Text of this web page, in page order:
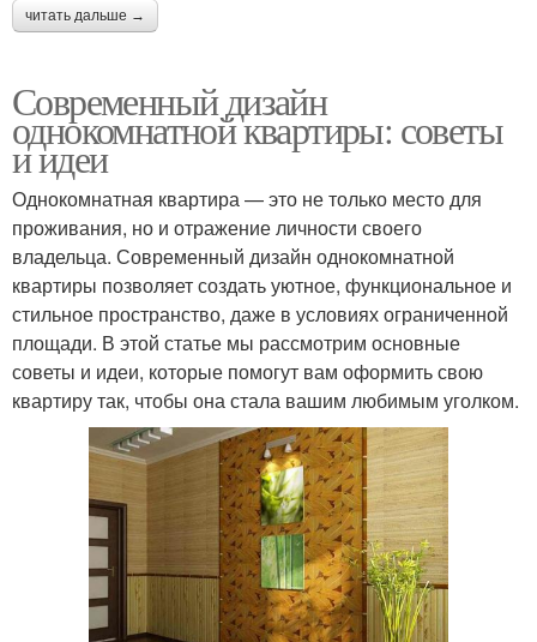
читать дальше →
Современный дизайн
однокомнатной квартиры: советы
и идеи
Однокомнатная квартира — это не только место для
проживания, но и отражение личности своего
владельца. Современный дизайн однокомнатной
квартиры позволяет создать уютное, функциональное и
стильное пространство, даже в условиях ограниченной
площади. В этой статье мы рассмотрим основные
советы и идеи, которые помогут вам оформить свою
квартиру так, чтобы она стала вашим любимым уголком.